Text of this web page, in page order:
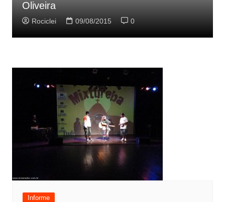
Oliveira
Rociclei 09/08/2015 0
Informe